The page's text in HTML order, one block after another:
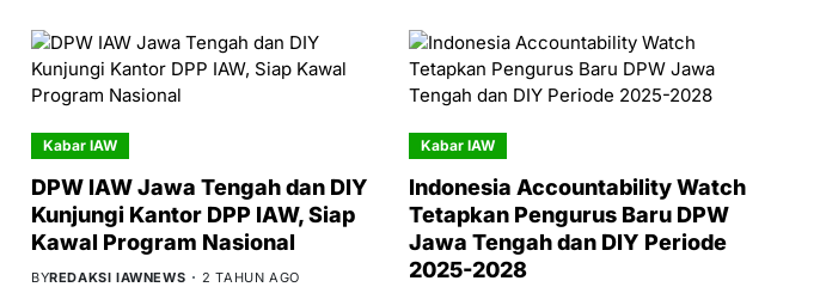
Kabar IAW
DPW IAW Jawa Tengah dan DIY
Kunjungi Kantor DPP IAW, Siap
Kawal Program Nasional
BYREDAKSI IAWNEWS 2 TAHUN AGO
Kabar IAW
Indonesia Accountability Watch
Tetapkan Pengurus Baru DPW
Jawa Tengah dan DIY Periode
2025-2028